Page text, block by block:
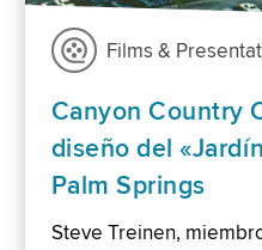
Films &
Canyon Country
diseño del
Palm Springs
Steve Treinen,